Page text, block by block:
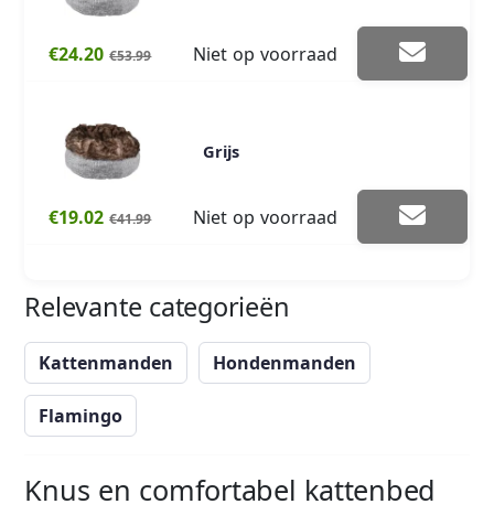
€24.20€53.99 Niet op voorraad
Grijs
€19.02€41.99 Niet op voorraad
Relevante categorieën
Kattenmanden Hondenmanden
Flamingo
Knus en comfortabel kattenbed